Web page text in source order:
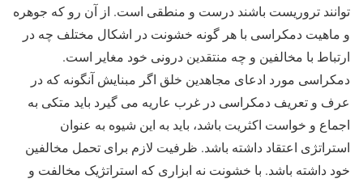
توانند تروریست باشند درست و منطقی است. از آن رو که جوهره
و ماهیت دمکراسی با هر گونه خشونت در اشکال مختلف چه در
ارتباط با مخالفین و چه منتقدین درونی خود مغایر است.
دمکراسی مورد ادعای مجاهدین خلق اگر مبنایش آنگونه که در
عرف و تعریف دمکراسی در غرب عاریه می گیرد باید متکی به
اجماع و خواست اکثریت باشد، باید به این شیوه به عنوان
استراتژی اعتقاد داشته باشد. ظرفیت لازم برای تحمل مخالفین
خود داشته باشد. با خشونت نه ابزاری که استراتژیک مخالفت و